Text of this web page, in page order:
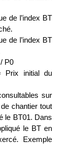
de l’index BT
de l’index BT
P0
Prix initial du
sur
chantier tout
le BT01. Dans
le BT en
Exemple